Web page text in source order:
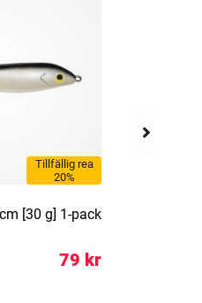
Tillfällig rea
20%
[30 g] 1-pack
79 kr